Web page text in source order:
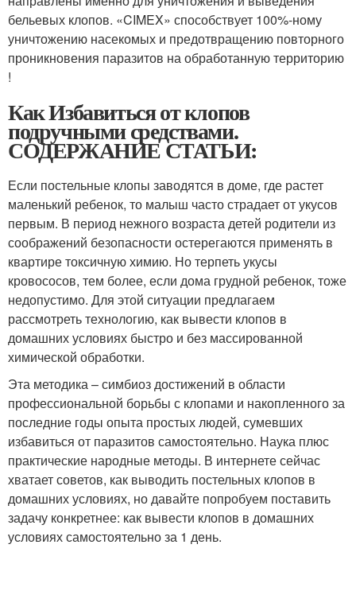
бельевых клопов. «CIMEX» способствует 100%-ному
уничтожению насекомых и предотвращению повторного
проникновения паразитов на обработанную территорию
!
Как Избавиться от клопов
подручными средствами.
СОДЕРЖАНИЕ СТАТЬИ:
Если постельные клопы заводятся в доме, где растет
маленький ребенок, то малыш часто страдает от укусов
первым. В период нежного возраста детей родители из
соображений безопасности остерегаются применять в
квартире токсичную химию. Но терпеть укусы
кровососов, тем более, если дома грудной ребенок, тоже
недопустимо. Для этой ситуации предлагаем
рассмотреть технологию, как вывести клопов в
домашних условиях быстро и без массированной
химической обработки.
Эта методика – симбиоз достижений в области
профессиональной борьбы с клопами и накопленного за
последние годы опыта простых людей, сумевших
избавиться от паразитов самостоятельно. Наука плюс
практические народные методы. В интернете сейчас
хватает советов, как выводить постельных клопов в
домашних условиях, но давайте попробуем поставить
задачу конкретнее: как вывести клопов в домашних
условиях самостоятельно за 1 день.